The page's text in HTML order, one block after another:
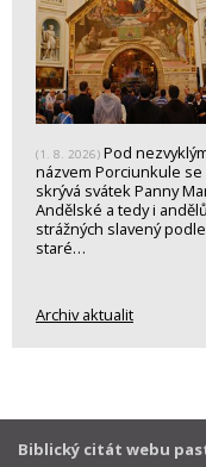
(1. 8. 2026) Pod
názvem Porciunkule se
skrývá svátek Panny
Andělské a tedy i andělů
strážných slavený podle
staré…
Archiv aktualit
Biblický citát webu